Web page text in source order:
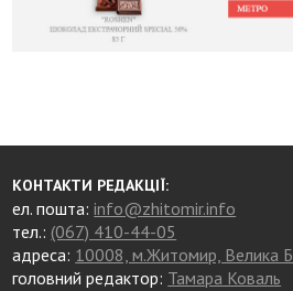
КОНТАКТИ РЕДАКЦІЇ:
ел. пошта:info@zhitomir.info
тел.: (067) 410-44-05
адреса: 10008, м.Житомир, Велика
головний редактор: Тамара Коваль